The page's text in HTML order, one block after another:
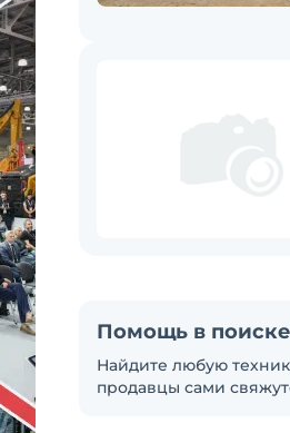
Помощь в
Найдите любую
продавцы сами